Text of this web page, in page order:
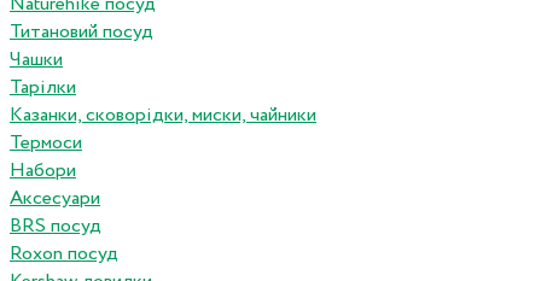
Титановий посуд
Чашки
Тарілки
Казанки, сковорідки, миски, чайники
Термоси
Набори
Аксесуари
BRS посуд
Roxon посуд